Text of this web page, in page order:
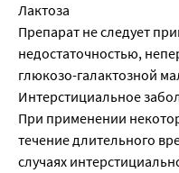
Лактоза
Препарат не следует
недостаточностью,
глюкозо-галактозной
Интерстициальное
При применении
течение длительного
случаях